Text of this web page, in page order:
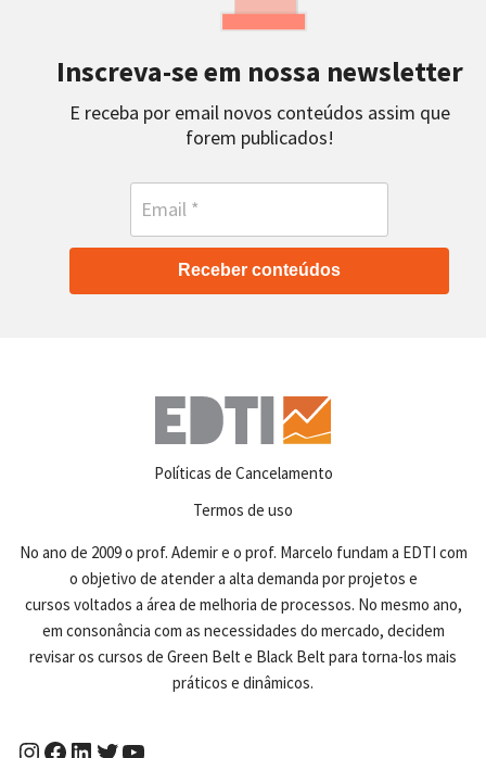
Inscreva-se em nossa newsletter
E receba por email novos conteúdos assim que
forem publicados!
Receber conteúdos
Políticas de Cancelamento
Termos de uso
No ano de 2009 o prof. Ademir e o prof. Marcelo fundam a EDTI com
o objetivo de atender a alta demanda por projetos e
cursos voltados a área de melhoria de processos. No mesmo ano,
em consonância com as necessidades do mercado, decidem
revisar os cursos de Green Belt e Black Belt para torna-los mais
práticos e dinâmicos.